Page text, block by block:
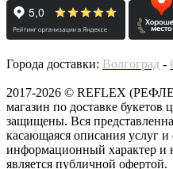
Города доставки: Волгоград -
2017-2026 © REFLEX
магазин по доставке букетов
защищены. Вся
касающаяся описания услуг
информационный характер и
является публичной офертой.